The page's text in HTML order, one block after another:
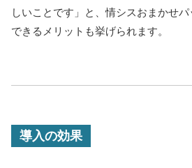
しいことです」と、情シスおまかせ
できるメリットも挙げられます。
導入の効果